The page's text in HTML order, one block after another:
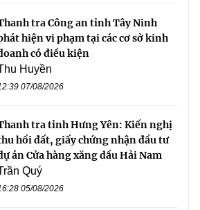
tra Công an tỉnh Tây Ninh
hiện vi phạm tại các cơ sở kinh
có điều kiện
Huyền
07/08/2026
tra tỉnh Hưng Yên: Kiến nghị
hồi đất, giấy chứng nhận đầu tư
án Cửa hàng xăng dầu Hải Nam
Quý
05/08/2026